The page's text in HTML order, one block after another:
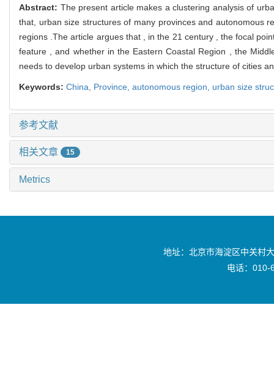
Abstract: The present article makes a clustering analysis of
that, urban size structures of many provinces and autonomous
regions .The article argues that , in the 21 century , the focal
feature , and whether in the Eastern Coastal Region , the
needs to develop urban systems in which the structure of cities
Keywords: China, Province, autonomous region, urban size
参考文献
相关文章 15
Metrics
地址：北京市海淀区中关村
电话：